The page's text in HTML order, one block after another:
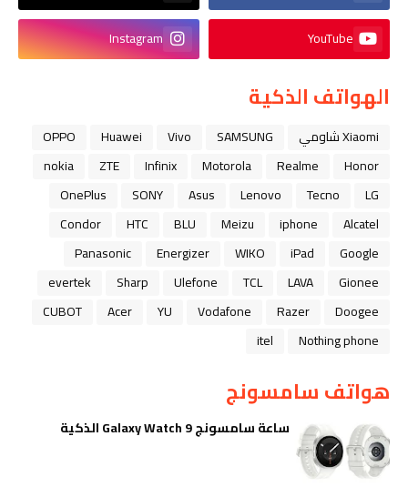
YouTube
Instagram
الهواتف الذكية
Xiaomi شاومي SAMSUNG
Vivo
Huawei
OPPO
Honor
Realme
Motorola
Infinix
ZTE
nokia
LG
Tecno
Lenovo
Asus
SONY
OnePlus
Alcatel
iphone
Meizu
BLU
HTC
Condor
Google
iPad
WIKO
Energizer
Panasonic
Gionee
LAVA
TCL
Ulefone
Sharp
evertek
Doogee
Razer
Vodafone
YU
Acer
CUBOT
Nothing phone
itel
هواتف سامسونج
ساعة سامسونج Galaxy Watch 9 الذكية